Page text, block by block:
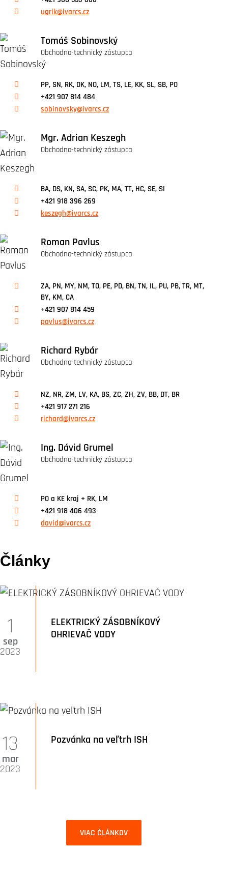
ugrik@ivarcs.cz
Tomáš Sobinovský
Obchodno-technický zástupca
PP, SN, RK, DK, NO, LM, TS, LE, KK, SL, SB, PO
+421 907 814 484
sobinovsky@ivarcs.cz
Mgr. Adrian Keszegh
Obchodno-technický zástupca
BA, DS, KN, SA, SC, PK, MA, TT, HC, SE, SI
+421 918 396 269
keszegh@ivarcs.cz
Roman Pavlus
Obchodno-technický zástupca
ZA, PN, MY, NM, TO, PE, PD, BN, TN, IL, PU, PB, TR, MT,
BY, KM, CA
+421 907 814 459
pavlus@ivarcs.cz
Richard Rybár
Obchodno-technický zástupca
NZ, NR, ZM, LV, KA, BS, ZC, ZH, ZV, BB, DT, BR
+421 917 271 216
richard@ivarcs.cz
Ing. Dávid Grumel
Obchodno-technický zástupca
PO a KE kraj + RK, LM
+421 918 406 493
david@ivarcs.cz
Články
ELEKTRICKÝ ZÁSOBNÍKOVÝ
OHRIEVAČ VODY
1
sep
2023
Pozvánka na veľtrh ISH
13
mar
2023
VIAC ČLÁNKOV